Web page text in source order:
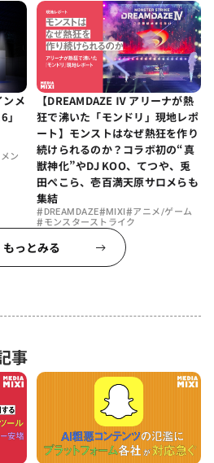
ンメ
ン
【DREAMDAZE Ⅳ アリーナが熱
狂で沸いた「モンドリ」現地レポ
ート】モンストはなぜ熱狂を作り
続けられるのか？コラボ初の“真
獣神化”やDJ KOO、てつや、兎
田ぺこら、壱百満天原サロメらも
集結
# DREAMDAZE#MIXI #アニメ/ゲーム
#モンスターストライク
もっとみる
事